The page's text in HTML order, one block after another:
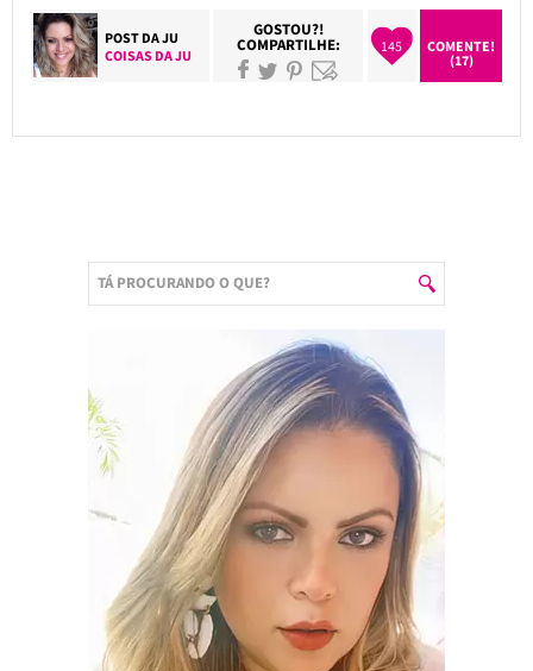
POST DAJU
COISAS DA JU
GOSTOU?!
COMPARTILHE: 145
COMENTE!
(17)